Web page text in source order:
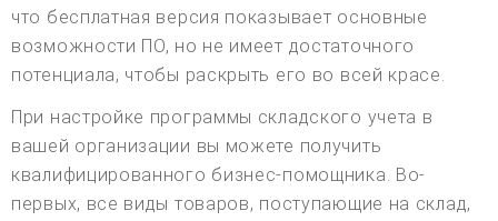
что бесплатная версия показывает основные
возможности ПО, но не имеет достаточного
потенциала, чтобы раскрыть его во всей красе.
При настройке программы складского учета в
вашей организации вы можете получить
квалифицированного бизнес-помощника. Во-
первых, все виды товаров, поступающие на склад,